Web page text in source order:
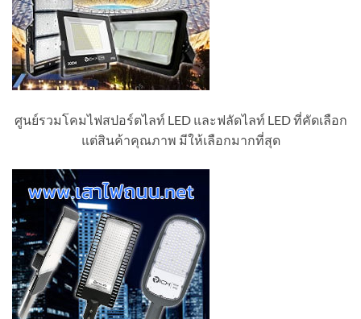
ศูนย์รวมโคมไฟสปอร์ตไลท์ LED และฟลัดไลท์ LED ที่คัดเลือก
แต่สินค้าคุณภาพ มีให้เลือกมากที่สุด